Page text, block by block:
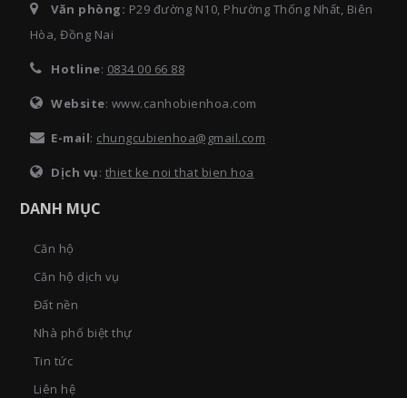
Văn phòng: P29 đường N10, Phường Thống Nhất, Biên
Hòa, Đồng Nai
Hotline: 0834 00 66 88
Website: www.canhobienhoa.com
E-mail: chungcubienhoa@gmail.com
Dịch vụ: thiet ke noi that bien hoa
DANH MỤC
Căn hộ
Căn hộ dịch vụ
Đất nền
Nhà phố biệt thự
Tin tức
Liên hệ